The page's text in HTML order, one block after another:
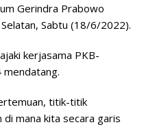
Gerindra Prabowo
Sabtu (18/6/2022).
kerjasama PKB-
mendatang.
titik-titik
mana kita secara garis